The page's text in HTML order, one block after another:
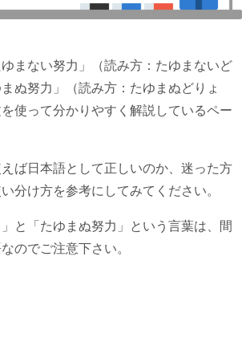
まない努力」（読み方：たゆまないど
ぬ努力」（読み方：たゆまぬどりょ
使って分かりやすく解説しているペー
ば日本語として正しいのか、迷った方
分け方を参考にしてみてください。
」と「たゆまぬ努力」という言葉は、間
のでご注意下さい。